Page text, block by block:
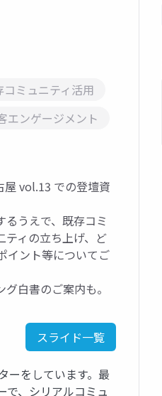
コミュニティ活用
エンゲージメント
vol.13 での登壇資
るうえで、既存コミ
ティの立ち上げ、ど
イント等についてご
白書のご案内も。
スライド一覧
ーをしています。最
で、シリアルコミュ